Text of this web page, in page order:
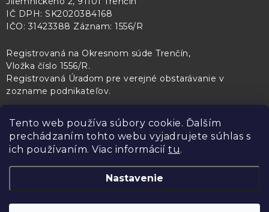
Tento web používa súbory cookie. Ďalším
prechádzaním tohto webu vyjadrujete súhlas s
ich používaním. Viac informácií tu.
Nastavenie
IČ DPH: SK2020384168
IČO: 31423388 Záznam: 1556/R
Registrovaná na Okresnom súde Trenčín,
Vložka číslo 1556/R.
Registrovaná Úradom pre verejné obstarávanie v
zozname podnikateľov.
PL Servis Kontroltech Technický skúšobný ústav Piešťany
Copyright 2026 Upraviť